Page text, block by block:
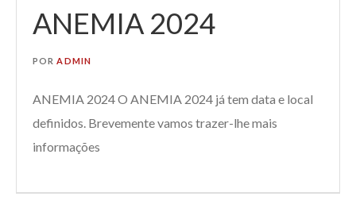
ANEMIA 2024
PORADMIN
ANEMIA 2024 O ANEMIA 2024 já tem data e local
definidos. Brevemente vamos trazer-lhe mais
informações